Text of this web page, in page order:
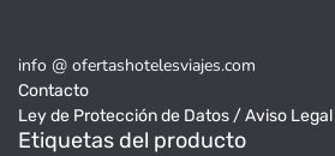
info @ ofertashotelesviajes.com
Contacto
Ley de Protección de Datos / Aviso Legal
Etiquetas del producto